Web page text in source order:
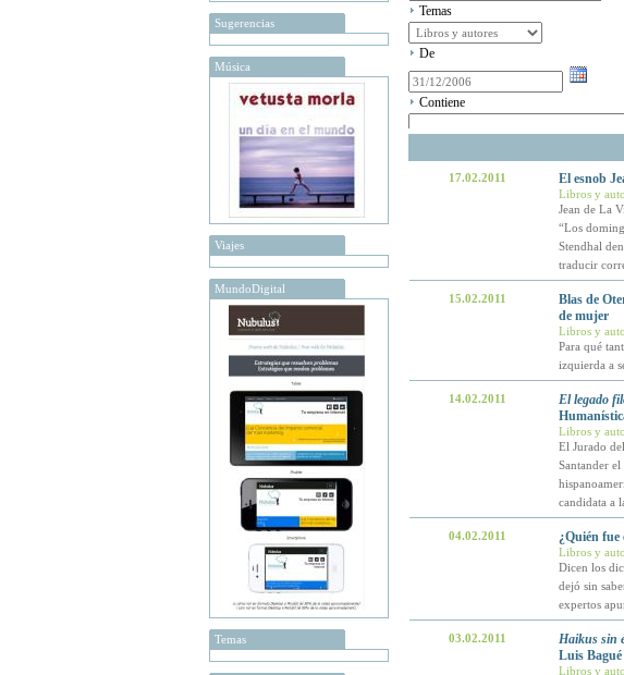
Sugerencias
Música
Viajes
MundoDigital
Temas
Temas
De
Contiene
17.02.2011 El esnob
Libros y
Jean de La
“Los
Stendhal
traducir
15.02.2011
Blas de
de mujer
Libros y
Para qué
izquierda a
14.02.2011 El legado
Libros y
El Jurado
Santander
candidata a
04.02.2011 ¿Quién
Libros y
Dicen los
dejó sin
expertos
03.02.2011 Haikus sin
Luis Bagué
Libros y